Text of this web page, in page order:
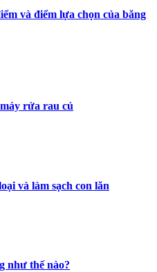
và điểm lựa chọn của băng
rửa rau củ
và làm sạch con lăn
như thế nào?